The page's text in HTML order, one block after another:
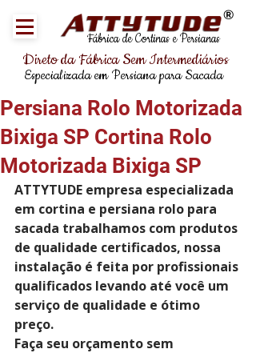
Fábrica de Cortinas e Persianas
®
Direto da Fábrica Sem Intermediários
Especializada em Persiana para Sacada
Persiana Rolo Motorizada
Bixiga SP Cortina Rolo
Motorizada Bixiga SP
ATTYTUDE empresa especializada
em cortina e persiana rolo para
sacada trabalhamos com produtos
de qualidade certificados, nossa
instalação é feita por profissionais
qualificados levando até você um
serviço de qualidade e ótimo
preço.
Faça seu orçamento sem